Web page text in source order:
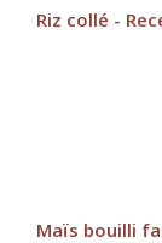
Riz collé -
Maïs bouilli